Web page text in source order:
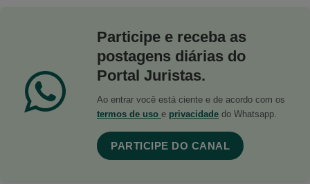
Participe e receba as
postagens diárias do
Portal Juristas.
Ao entrar você está ciente e de acordo com os
termos de uso e privacidade do Whatsapp.
PARTICIPE DO CANAL